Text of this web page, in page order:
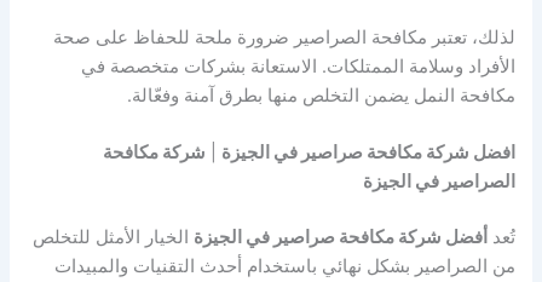
لذلك، تعتبر مكافحة الصراصير ضرورة ملحة للحفاظ على صحة
الأفراد وسلامة الممتلكات. الاستعانة بشركات متخصصة في
مكافحة النمل يضمن التخلص منها بطرق آمنة وفعّالة.
افضل شركة مكافحة صراصير في الجيزة
شركة مكافحة
الصراصير في الجيزة
تُعد أفضل شركة مكافحة صراصير في الجيزة الخيار الأمثل للتخلص
من الصراصير بشكل نهائي باستخدام أحدث التقنيات والمبيدات